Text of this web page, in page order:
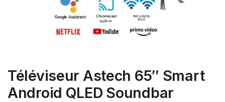
Téléviseur Astech 65″ Smart
Android QLED Soundbar